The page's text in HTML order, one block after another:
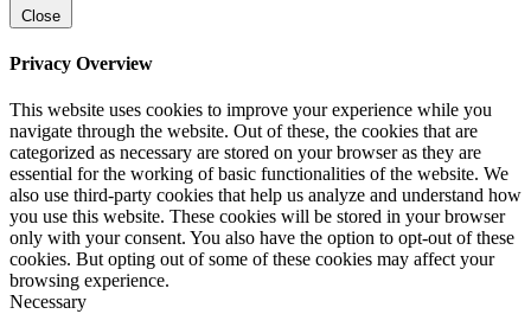
Close
Privacy Overview
This website uses cookies to improve your experience while you
navigate through the website. Out of these, the cookies that are
categorized as necessary are stored on your browser as they are
essential for the working of basic functionalities of the website. We
also use third-party cookies that help us analyze and understand how
you use this website. These cookies will be stored in your browser
only with your consent. You also have the option to opt-out of these
cookies. But opting out of some of these cookies may affect your
browsing experience.
Necessary